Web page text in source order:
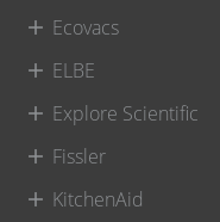
Ecovacs
ELBE
Explore Scientific
Fissler
KitchenAid